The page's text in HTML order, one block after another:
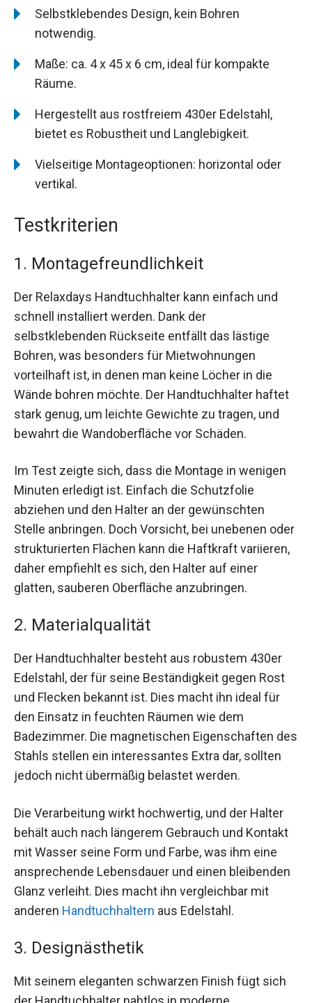
Selbstklebendes Design, kein Bohren
notwendig.
Maße: ca. 4 x 45 x 6 cm, ideal für kompakte
Räume.
Hergestellt aus rostfreiem 430er Edelstahl,
bietet es Robustheit und Langlebigkeit.
Vielseitige Montageoptionen: horizontal oder
vertikal.
Testkriterien
1. Montagefreundlichkeit
Der Relaxdays Handtuchhalter kann einfach und
schnell installiert werden. Dank der
selbstklebenden Rückseite entfällt das lästige
Bohren, was besonders für Mietwohnungen
vorteilhaft ist, in denen man keine Löcher in die
Wände bohren möchte. Der Handtuchhalter haftet
stark genug, um leichte Gewichte zu tragen, und
bewahrt die Wandoberfläche vor Schäden.
Im Test zeigte sich, dass die Montage in wenigen
Minuten erledigt ist. Einfach die Schutzfolie
abziehen und den Halter an der gewünschten
Stelle anbringen. Doch Vorsicht, bei unebenen oder
strukturierten Flächen kann die Haftkraft variieren,
daher empfiehlt es sich, den Halter auf einer
glatten, sauberen Oberfläche anzubringen.
2. Materialqualität
Der Handtuchhalter besteht aus robustem 430er
Edelstahl, der für seine Beständigkeit gegen Rost
und Flecken bekannt ist. Dies macht ihn ideal für
den Einsatz in feuchten Räumen wie dem
Badezimmer. Die magnetischen Eigenschaften des
Stahls stellen ein interessantes Extra dar, sollten
jedoch nicht übermäßig belastet werden.
Die Verarbeitung wirkt hochwertig, und der Halter
behält auch nach längerem Gebrauch und Kontakt
mit Wasser seine Form und Farbe, was ihm eine
ansprechende Lebensdauer und einen bleibenden
Glanz verleiht. Dies macht ihn vergleichbar mit
anderen Handtuchhaltern aus Edelstahl.
3. Designästhetik
Mit seinem eleganten schwarzen Finish fügt sich